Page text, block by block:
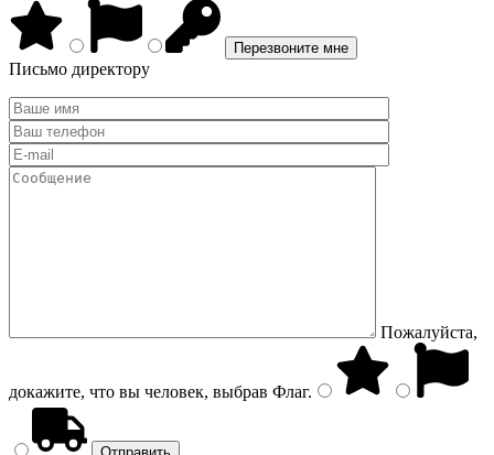
Письмо директору
Пожалуйста,
докажите, что вы человек, выбрав Флаг.